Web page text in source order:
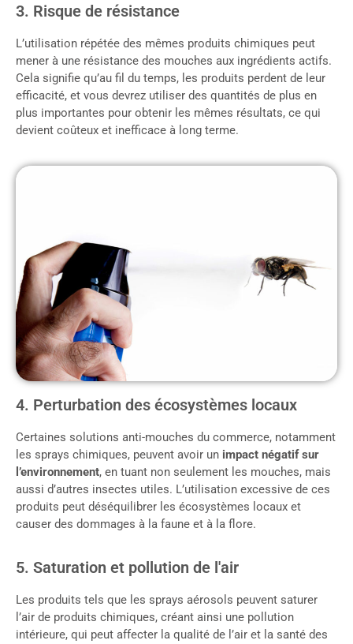
3. Risque de résistance
L’utilisation répétée des mêmes produits chimiques peut
mener à une résistance des mouches aux ingrédients actifs.
Cela signifie qu’au fil du temps, les produits perdent de leur
efficacité, et vous devrez utiliser des quantités de plus en
plus importantes pour obtenir les mêmes résultats, ce qui
devient coûteux et inefficace à long terme.
4. Perturbation des écosystèmes locaux
Certaines solutions anti-mouches du commerce, notamment
les sprays chimiques, peuvent avoir un impact négatif sur
l’environnement, en tuant non seulement les mouches, mais
aussi d’autres insectes utiles. L’utilisation excessive de ces
produits peut déséquilibrer les écosystèmes locaux et
causer des dommages à la faune et à la flore.
5. Saturation et pollution de l'air
Les produits tels que les sprays aérosols peuvent saturer
l’air de produits chimiques, créant ainsi une pollution
intérieure, qui peut affecter la qualité de l’air et la santé des